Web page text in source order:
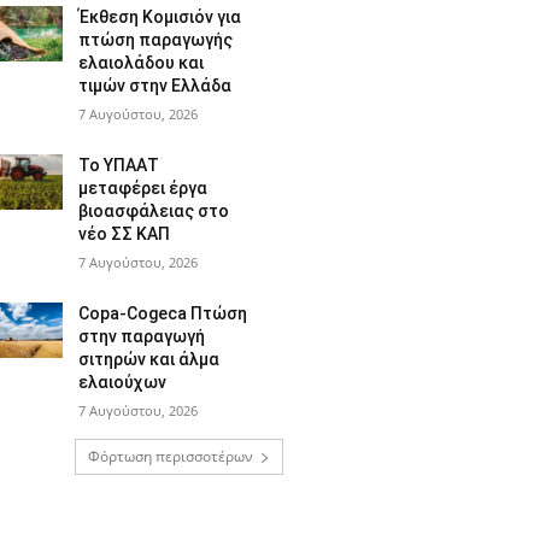
Έκθεση Κομισιόν για
πτώση παραγωγής
ελαιολάδου και
τιμών στην Ελλάδα
7 Αυγούστου, 2026
Το ΥΠΑΑΤ
μεταφέρει έργα
βιοασφάλειας στο
νέο ΣΣ ΚΑΠ
7 Αυγούστου, 2026
Copa-Cogeca Πτώση
στην παραγωγή
σιτηρών και άλμα
ελαιούχων
7 Αυγούστου, 2026
Φόρτωση περισσοτέρων